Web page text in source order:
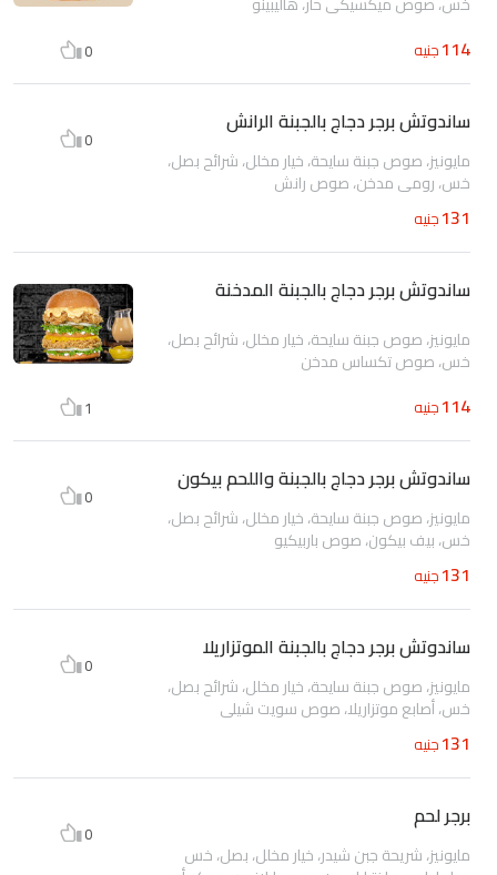
114جنيه 0
ساندوتش برجر دجاج بالجبنة الرانش
مايونيز، صوص جبنة سايحة، خيار مخلل، شرائح بصل،
خس، رومى مدخن، صوص رانش
131جنيه
0
ساندوتش برجر دجاج بالجبنة المدخنة
مايونيز، صوص جبنة سايحة، خيار مخلل، شرائح بصل،
خس، صوص تكساس مدخن
114جنيه 1
ساندوتش برجر دجاج بالجبنة واللحم بيكون
مايونيز، صوص جبنة سايحة، خيار مخلل، شرائح بصل،
خس، بيف بيكون، صوص باربيكيو
131جنيه
0
ساندوتش برجر دجاج بالجبنة الموتزاريلا
مايونيز، صوص جبنة سايحة، خيار مخلل، شرائح بصل،
خس، أصابع موتزاريلا، صوص سويت شيلى
131جنيه
0
برجر لحم
مايونيز، شريحة جبن شيدر، خيار مخلل، بصل، خس
0